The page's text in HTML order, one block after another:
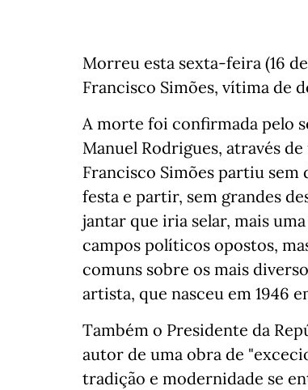
Morreu esta sexta-feira (16
Francisco Simões, vítima de
A morte foi confirmada pelo
Manuel Rodrigues, através
Francisco Simões partiu sem
festa e partir, sem grandes
jantar que iria selar, mais
campos políticos opostos,
comuns sobre os mais
artista, que nasceu em 1946
Também o Presidente da
autor de uma obra de
tradição e modernidade se